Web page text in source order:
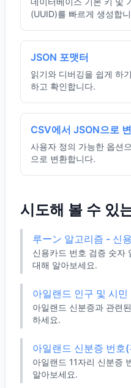
(UUID)를 빠르게 생성합
JSON 포맷터
읽기와 디버깅을 쉽게 하
하고 확인합니다.
CSV에서 JSON으로
사용자 정의 가능한 옵션
으로 변환합니다.
시도해 볼 수 있
루ーン 알고리즘 - 신
신용카드 번호 검증 숫자
대해 알아보세요.
아일랜드 인구 및 시민
아일랜드 신분증과 관련
하세요.
아일랜드 신분증 번호
아일랜드 11자리 신분증
알아보세요.